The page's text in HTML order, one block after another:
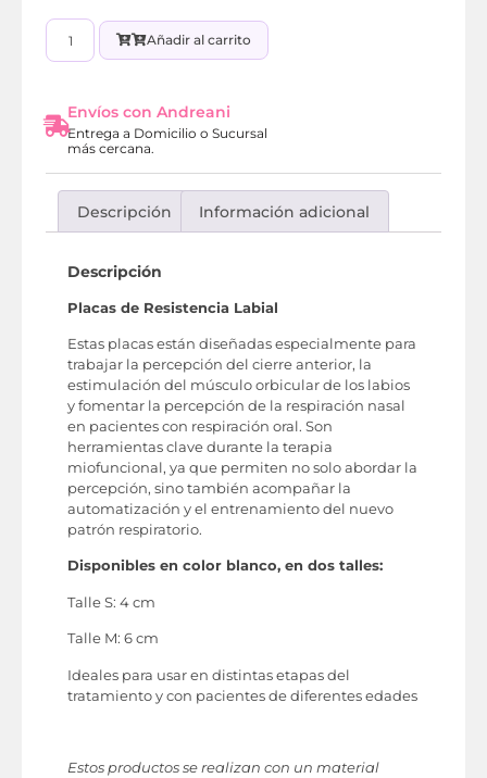
Añadir al carrito
Envíos con Andreani
Entrega a Domicilio o Sucursal
más cercana.
Descripción Información adicional
Descripción
Placas de Resistencia Labial
Estas placas están diseñadas especialmente para
trabajar la percepción del cierre anterior, la
estimulación del músculo orbicular de los labios
y fomentar la percepción de la respiración nasal
en pacientes con respiración oral. Son
herramientas clave durante la terapia
miofuncional, ya que permiten no solo abordar la
percepción, sino también acompañar la
automatización y el entrenamiento del nuevo
patrón respiratorio.
Disponibles en color blanco, en dos talles:
Talle S: 4 cm
Talle M: 6 cm
Ideales para usar en distintas etapas del
tratamiento y con pacientes de diferentes edades
Estos productos se realizan con un material